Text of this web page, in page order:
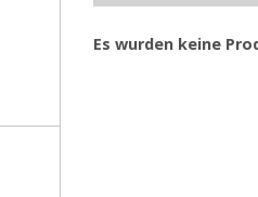
Es wurden keine